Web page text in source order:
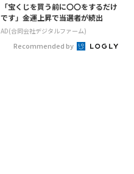
「宝くじを買う前に〇〇をするだけ
です」金運上昇で当選者が続出
AD(合同会社デジタルファーム)
Recommended by